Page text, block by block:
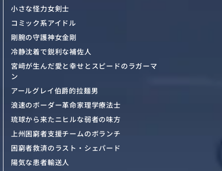
小さな怪力女剣士
コミック系アイドル
剛腕の守護神女金剛
冷静沈着で鋭利な補佐人
宮﨑が生んだ愛と幸せとスピードのラガーマ
ン
アールグレイ伯爵的拉麺男
浪速のボーダー革命家理学療法士
琉球から来たニヒルな弱者の味方
上州困窮者支援チームのボランチ
困窮者救済のラスト・シェパード
陽気な患者輸送人